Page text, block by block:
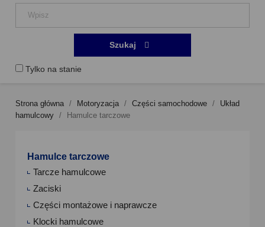
Tylko na stanie
Szukaj
Strona główna Motoryzacja Części samochodowe
Układ
hamulcowy
Hamulce tarczowe
Hamulce tarczowe
Tarcze hamulcowe
Zaciski
Części montażowe i naprawcze
Klocki hamulcowe